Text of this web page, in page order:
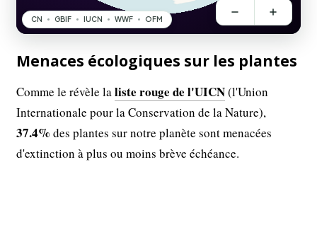
Menaces écologiques sur les plantes
Comme le révèle laliste rouge de l'UICN(l'Union
Internationale pour la Conservation de la Nature),
37.4% des plantes sur notre planète sont menacées
d'extinction à plus ou moins brève échéance.